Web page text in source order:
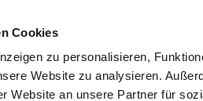
Cookies
zu personalisieren,
Website zu analysieren.
Website an unsere Partner für